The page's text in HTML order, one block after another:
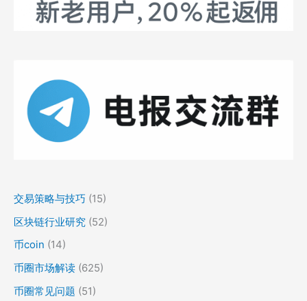
交易策略与技巧 (15)
区块链行业研究 (52)
币coin (14)
币圈市场解读 (625)
币圈常见问题 (51)